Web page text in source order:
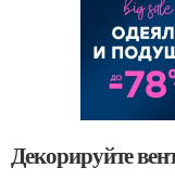
Декорируйте